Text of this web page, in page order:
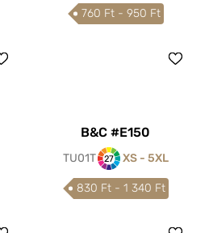
760 Ft - 950 Ft
B&C #E150
TU01T 27 XS - 5XL
830 Ft - 1 340 Ft